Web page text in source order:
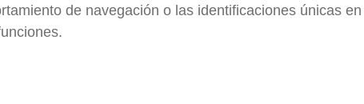
de navegación o las identificaciones únicas